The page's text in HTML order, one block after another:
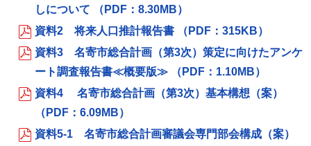
しについて （PDF：8.30MB）
資料2 将来人口推計報告書 （PDF：315KB）
資料3 名寄市総合計画（第3次）策定に向けたアンケ
ート調査報告書≪概要版≫ （PDF：1.10MB）
資料4 名寄市総合計画（第3次）基本構想（案）
（PDF：6.09MB）
資料5-1 名寄市総合計画審議会専門部会構成（案）